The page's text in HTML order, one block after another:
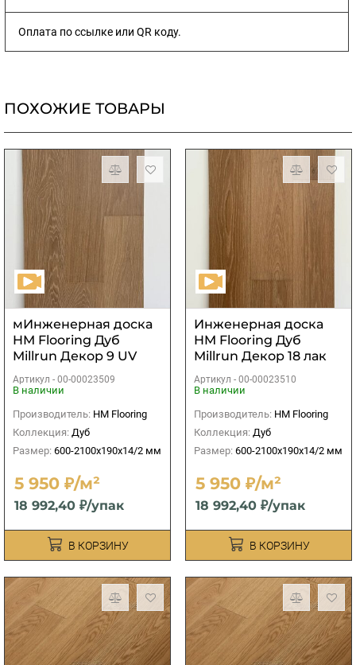
Оплата по ссылке или QR коду.
ПОХОЖИЕ ТОВАРЫ
мИнженерная доска
HM Flooring Дуб
Millrun Декор 9 UV
лак
Артикул - 00-00023509
В наличии
Производитель: HM Flooring
Коллекция: Дуб
Размер: 600-2100x190x14/2 мм
5 950 ₽/м²
18 992,40 ₽/упак
В КОРЗИНУ
Инженерная доска
HM Flooring Дуб
Millrun Декор 18 лак
UV лак
Артикул - 00-00023510
В наличии
Производитель: HM Flooring
Коллекция: Дуб
Размер: 600-2100x190x14/2 мм
5 950 ₽/м²
18 992,40 ₽/упак
В КОРЗИНУ